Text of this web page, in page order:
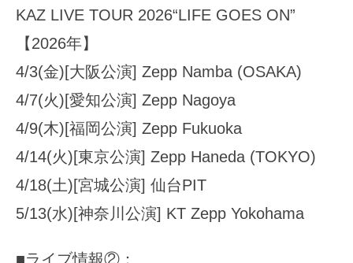
KAZ LIVE TOUR 2026“LIFE GOES ON”
【2026年】
4/3(金)[大阪公演] Zepp Namba (OSAKA)
4/7(火)[愛知公演] Zepp Nagoya
4/9(木)[福岡公演] Zepp Fukuoka
4/14(火)[東京公演] Zepp Haneda (TOKYO)
4/18(土)[宮城公演] 仙台PIT
5/13(水)[神奈川公演] KT Zepp Yokohama
■ライブ情報②：